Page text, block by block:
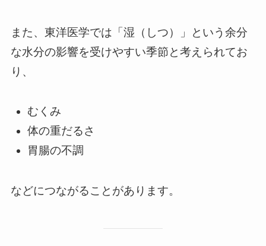
また、東洋医学では「湿（しつ）」という余分
な水分の影響を受けやすい季節と考えられてお
り、
むくみ
体の重だるさ
胃腸の不調
などにつながることがあります。